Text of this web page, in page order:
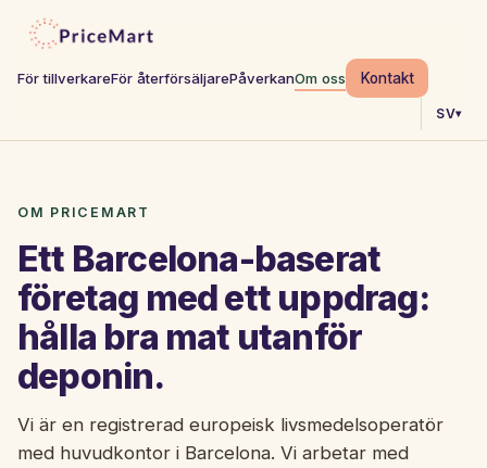
För tillverkareFör återförsäljarePåverkanOm oss Kontakt
SV▾
OM PRICEMART
Ett Barcelona-baserat
företag med ett uppdrag:
hålla bra mat utanför
deponin.
Vi är en registrerad europeisk livsmedelsoperatör
med huvudkontor i Barcelona. Vi arbetar med